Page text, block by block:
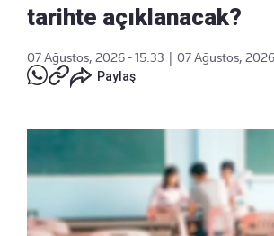
tarihte açıklanacak?
07 Ağustos, 2026 - 15:33
07 Ağustos,
Paylaş